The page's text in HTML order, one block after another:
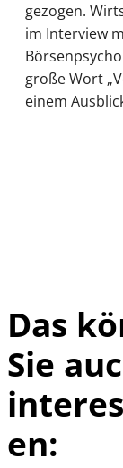
gezogen.
im Interview
große Wort
einem
Das
Sie
en: